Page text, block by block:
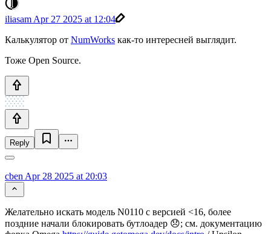
iliasam Apr 27 2025 at 12:04
Калькулятор от NumWorks как-то интересней выглядит.
Тоже Open Source.
Reply
cben Apr 28 2025 at 20:03
Желательно искать модель N0110 с версией <16, более
поздние начали блокировать бутлоадер 😞; см. документацию